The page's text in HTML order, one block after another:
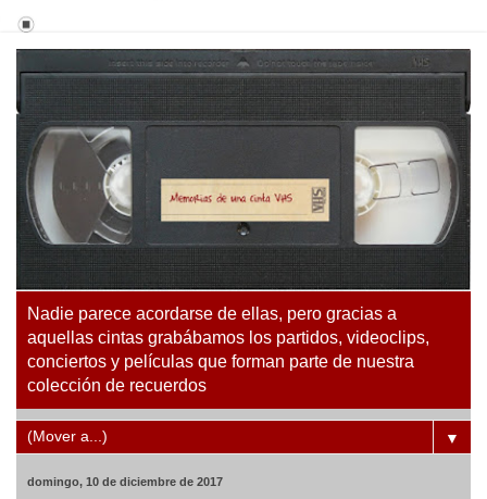
Nadie parece acordarse de ellas, pero gracias a
aquellas cintas grabábamos los partidos, videoclips,
conciertos y películas que forman parte de nuestra
colección de recuerdos
▼
domingo, 10 de diciembre de 2017